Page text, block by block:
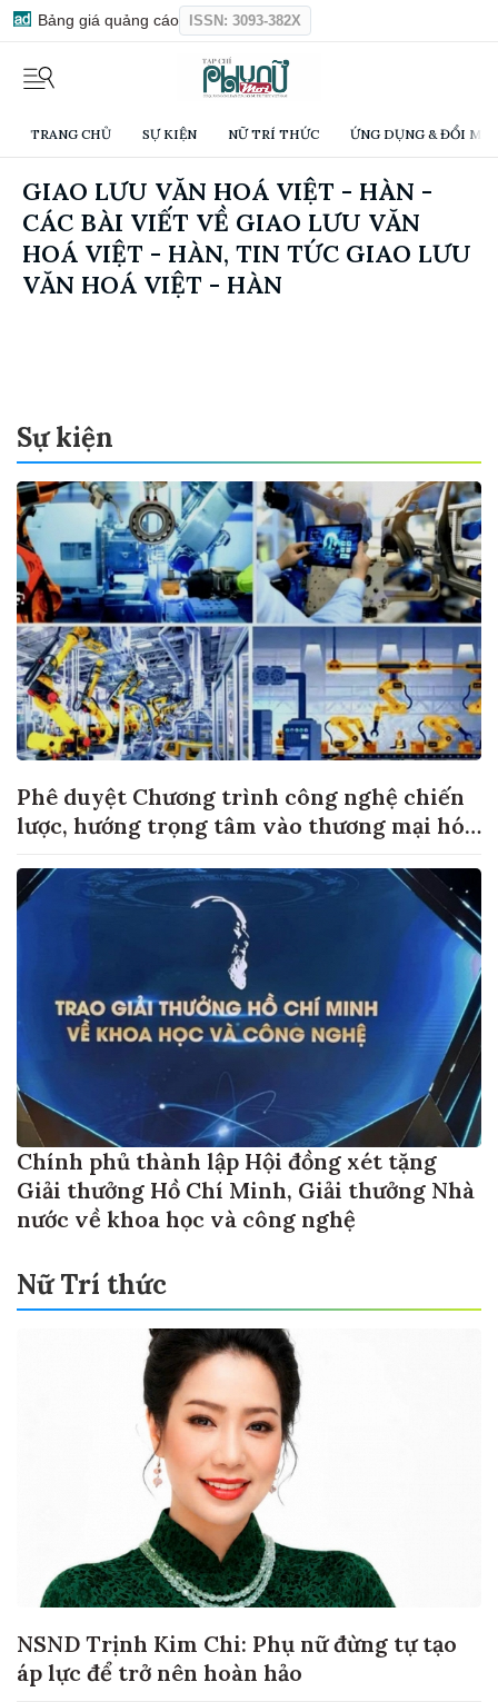
Bảng giá quảng cáo ISSN: 3093-382X
TRANG CHỦ SỰ KIỆN NỮ TRÍ THỨC ỨNG DỤNG & ĐỔI
GIAO LƯU VĂN HOÁ VIỆT - HÀN -
CÁC BÀI VIẾT VỀ GIAO LƯU VĂN
HOÁ VIỆT - HÀN, TIN TỨC GIAO LƯU
VĂN HOÁ VIỆT - HÀN
Sự kiện
Phê duyệt Chương trình công nghệ chiến
lược, hướng trọng tâm vào thương mại hóa
Chính phủ thành lập Hội đồng xét tặng
Giải thưởng Hồ Chí Minh, Giải thưởng Nhà
nước về khoa học và công nghệ
Nữ Trí thức
NSND Trịnh Kim Chi: Phụ nữ đừng tự tạo
áp lực để trở nên hoàn hảo